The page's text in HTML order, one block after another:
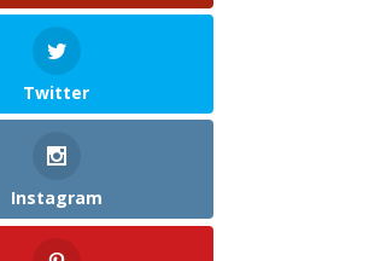
Twitter
Instagram